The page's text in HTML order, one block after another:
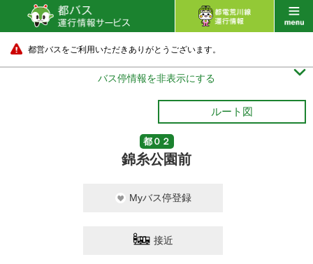
都営バスをご利用いただきありがとうございます。
バス停情報を非表示にする 
ルート図
都０２
錦糸公園前
Myバス停登録
接近